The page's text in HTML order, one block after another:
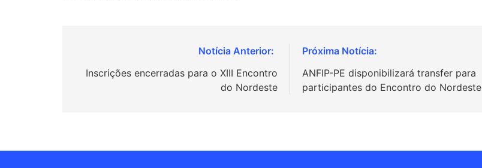
deInscrições encerradas para o XIII Encontro
do Nordeste
ANFIP-PE disponibilizará transfer para
participantes do Encontro do Nordeste